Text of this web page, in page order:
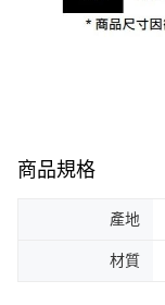
商品規格
產地
材質